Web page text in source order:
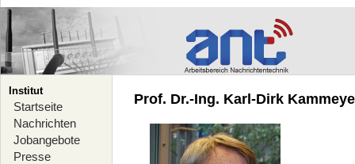
Institut
Startseite
Nachrichten
Jobangebote
Presse
Prof. Dr.-Ing. Karl-Dirk